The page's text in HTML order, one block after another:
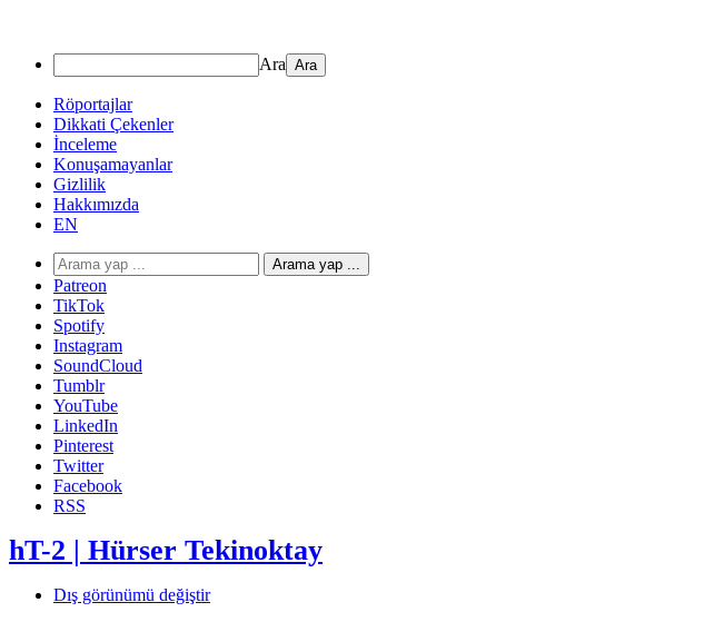
Ara
Röportajlar
Dikkati Çekenler
İnceleme
Konuşamayanlar
Gizlilik
Hakkımızda
EN
Arama yap ...
Patreon
TikTok
Spotify
Instagram
SoundCloud
Tumblr
YouTube
LinkedIn
Pinterest
Twitter
Facebook
RSS
hT-2 | Hürser Tekinoktay
Dış görünümü değiştir